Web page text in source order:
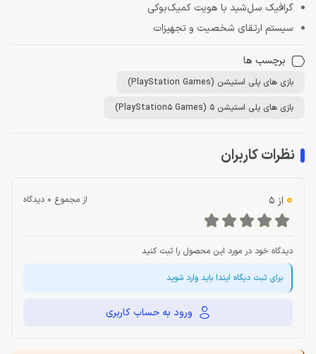
گرافیک سل‌شید با هویت کمیک‌بوکی
سیستم ارتقای شخصیت و تجهیزات
برچسب ها
بازی های پلی استیشن (PlayStation Games)
بازی های پلی استیشن 5 (PlayStation5 Games)
نظرات کاربران
0 از 5 از مجموع 0 دیدگاه
دیدگاه خود در مورد این محصول را ثبت کنید
برای ثبت دیگاه ایندا باید وارد شوید
ورود به حساب کاربری